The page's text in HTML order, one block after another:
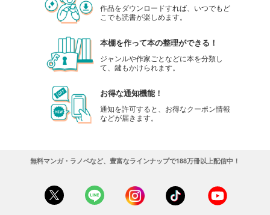
作品をダウンロードすれば、いつでもど
こでも読書が楽しめます。
本棚を作って本の整理ができる！
ジャンルや作家ごとなどに本を分類し
て、鍵もかけられます。
お得な通知機能！
通知を許可すると、お得なクーポン情報
などが届きます。
無料マンガ・ラノベなど、豊富なラインナップで188万冊以上配信中！